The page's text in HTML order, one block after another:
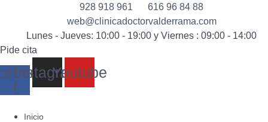
928 918 961
616 96 84 88
web@clinicadoctorvalderrama.com
Lunes - Jueves: 10:00 - 19:00 y Viernes : 09:00 - 14:00
Pide cita
f
Instagram
Youtube
Inicio